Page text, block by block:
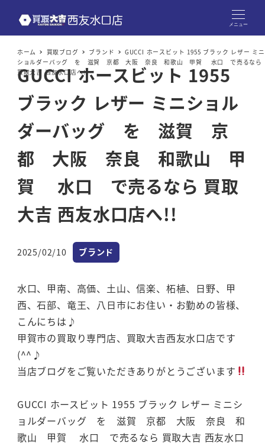
メニュー
ホーム 買取ブログ ブランド
GUCCI ホースビット 1955 ブラック レザー ミニ
ショルダーバッグ を 滋賀 京都 大阪 奈良 和歌山 甲賀 水口 で売るなら
買取大吉 西友水口店へ!!
GUCCI ホースビット 1955
ブラック レザー ミニショル
ダーバッグ を 滋賀 京
都 大阪 奈良 和歌山 甲
賀 水口 で売るなら 買取
大吉 西友水口店へ!!
投稿日
2025/02/10 カテゴリー
ブランド
水口、甲南、高価、土山、信楽、柘植、日野、甲
西、石部、竜王、八日市にお住い・お勤めの皆様、
こんにちは♪
甲賀市の買取り専門店、買取大吉西友水口店です
(^^♪
当店ブログをご覧いただきありがとうございます
GUCCI ホースビット 1955 ブラック レザー ミニシ
ョルダーバッグ を 滋賀 京都 大阪 奈良 和
歌山 甲賀 水口 で売るなら 買取大吉 西友水口